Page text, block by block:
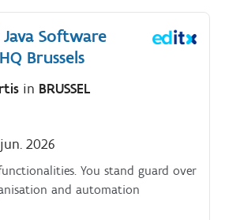
Software
Brussels
in BRUSSEL
2026
You stand guard over
and automation